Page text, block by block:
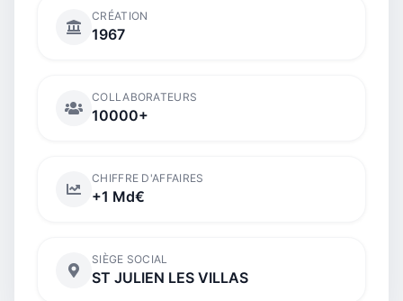
CRÉATION
1967
COLLABORATEURS
10000+
CHIFFRE D'AFFAIRES
+1 Md€
SIÈGE SOCIAL
ST JULIEN LES VILLAS